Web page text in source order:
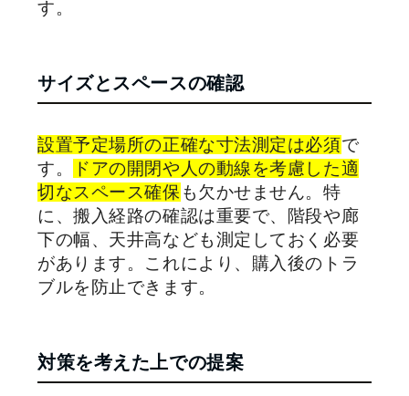
す。
サイズとスペースの確認
設置予定場所の正確な寸法測定は必須で
す。
ドアの開閉や人の動線を考慮した適
切なスペース確保 も欠かせません。特
に、搬入経路の確認は重要で、階段や廊
下の幅、天井高なども測定しておく必要
があります。これにより、購入後のトラ
ブルを防止できます。
対策を考えた上での提案